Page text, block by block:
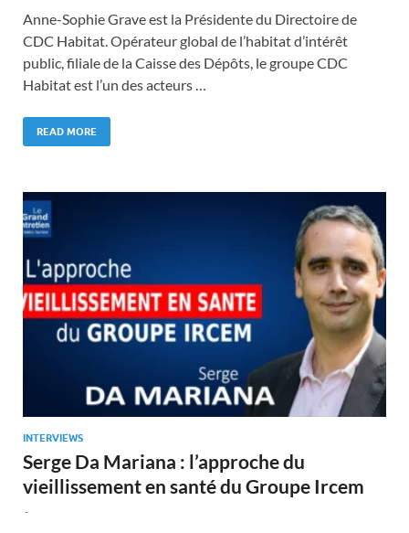
Anne-Sophie Grave est la Présidente du Directoire de
CDC Habitat. Opérateur global de l’habitat d’intérêt
public, filiale de la Caisse des Dépôts, le groupe CDC
Habitat est l’un des acteurs …
READ MORE
INTERVIEWS
Serge Da Mariana : l’approche du
vieillissement en santé du Groupe Ircem
-